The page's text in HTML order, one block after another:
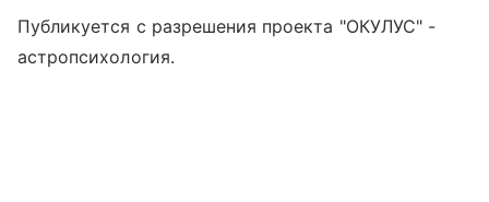
Публикуется с разрешения проекта "ОКУЛУС" -
астропсихология.